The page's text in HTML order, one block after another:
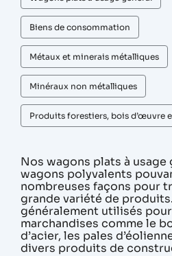
Biens de consommation
Métaux et minerais métalliques
Minéraux non métalliques
Produits forestiers, bois d’œuvre
Nos wagons plats à usage
wagons polyvalents
nombreuses façons pour
grande variété de
généralement utilisés
marchandises comme le
d’acier, les pales
divers produits de